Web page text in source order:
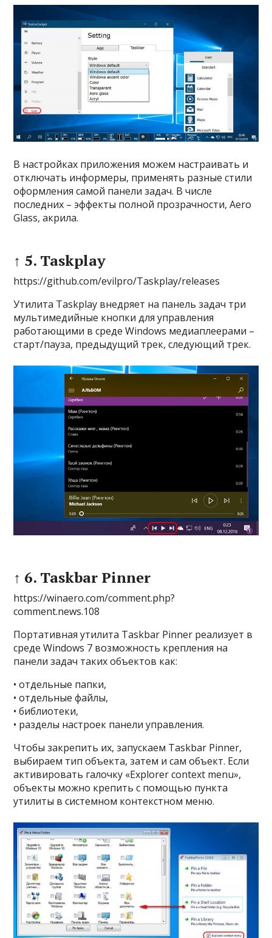
В настройках приложения можем настраивать и
отключать информеры, применять разные стили
оформления самой панели задач. В числе
последних – эффекты полной прозрачности, Aero
Glass, акрила.
↑ 5. Taskplay
https://github.com/evilpro/Taskplay/releases
Утилита Taskplay внедряет на панель задач три
мультимедийные кнопки для управления
работающими в среде Windows медиаплеерами –
старт/пауза, предыдущий трек, следующий трек.
↑ 6. Taskbar Pinner
https://winaero.com/comment.php?
comment.news.108
Портативная утилита Taskbar Pinner реализует в
среде Windows 7 возможность крепления на
панели задач таких объектов как:
• отдельные папки,
• отдельные файлы,
• библиотеки,
• разделы настроек панели управления.
Чтобы закрепить их, запускаем Taskbar Pinner,
выбираем тип объекта, затем и сам объект. Если
активировать галочку «Explorer context menu»,
объекты можно крепить с помощью пункта
утилиты в системном контекстном меню.